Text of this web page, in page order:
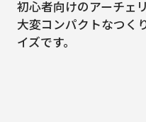
初心者向けのアーチェリ
大変コンパクトなつく
イズです。